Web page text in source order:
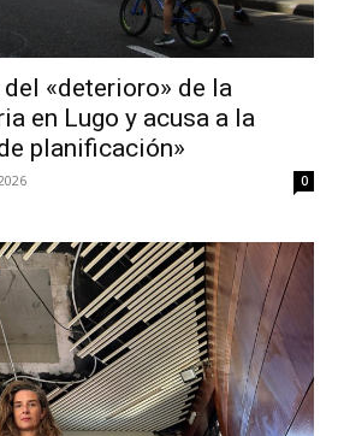
«deterioro» de la
en Lugo y acusa a la
planificación»
0